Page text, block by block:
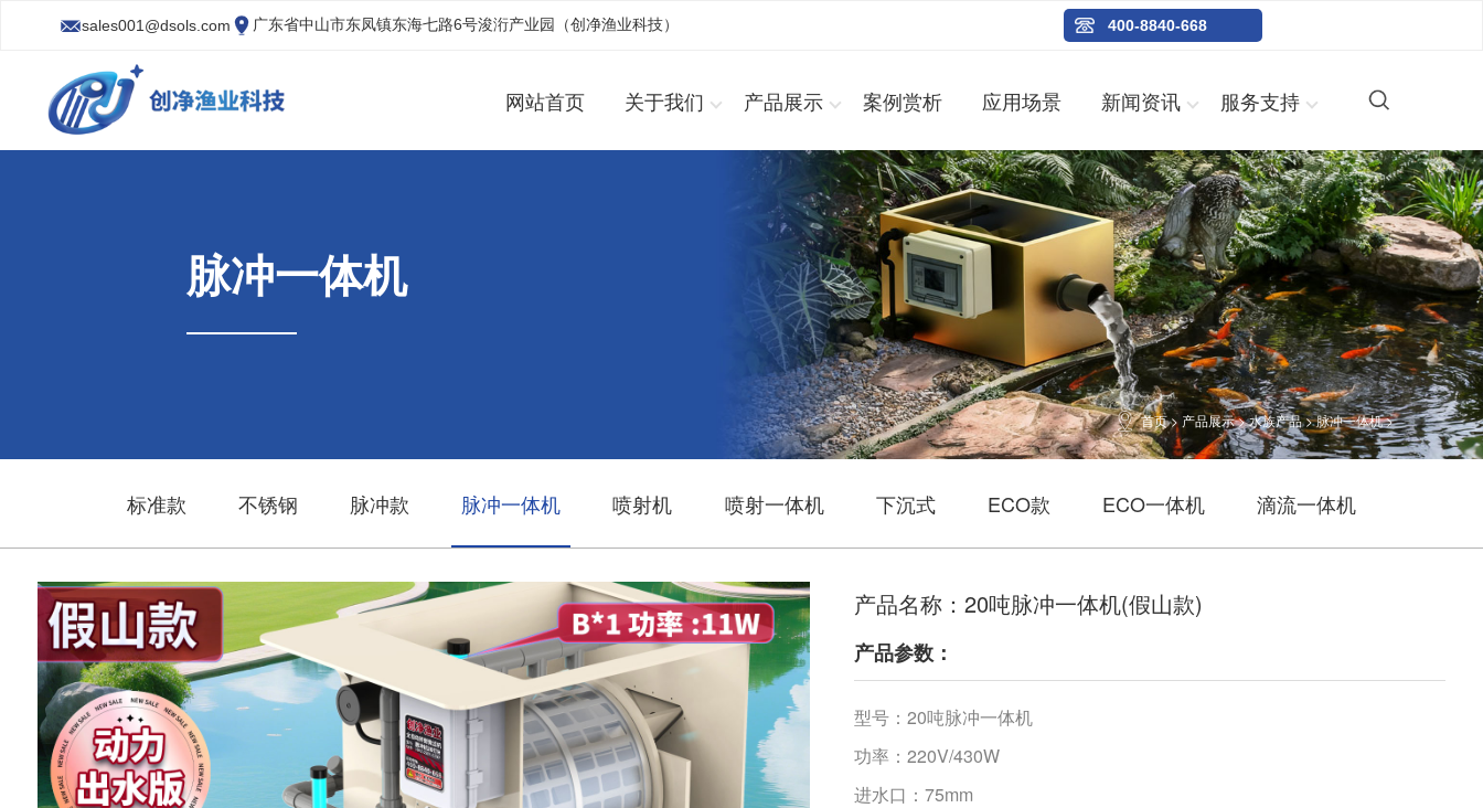
sales001@dsols.com 广东省中山市东凤镇东海七路6号浚洐产业园（创净渔业科技） 400-8840-668
网站首页 关于我们 产品展示 案例赏析 应用场景 新闻资讯 服务支持
脉冲一体机
首页> 产品展示>水族产品>脉冲一体机>
标准款 不锈钢 脉冲款 脉冲一体机 喷射机 喷射一体机 下沉式 ECO款 ECO一体机 滴流一体机
产品名称：20吨脉冲一体机(假山款)
产品参数：
型号：20吨脉冲一体机
功率：220V/430W
进水口：75mm